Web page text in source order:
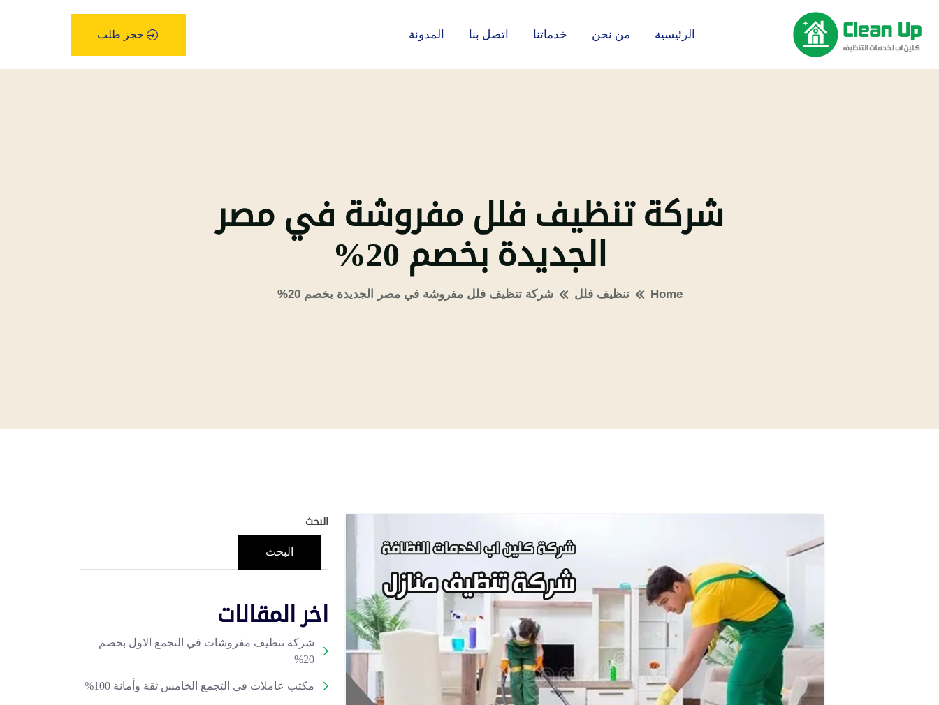
الرئيسية من نحن خدماتنا اتصل بنا المدونة حجز طلب
شركة تنظيف فلل مفروشة في مصر
الجديدة بخصم 20%
Home تنظيف فلل شركة تنظيف فلل مفروشة في مصر الجديدة بخصم 20%
البحث
البحث
اخر المقالات
شركة تنظيف مفروشات في التجمع الاول بخصم
20%
مكتب عاملات في التجمع الخامس ثقة وأمانة 100%